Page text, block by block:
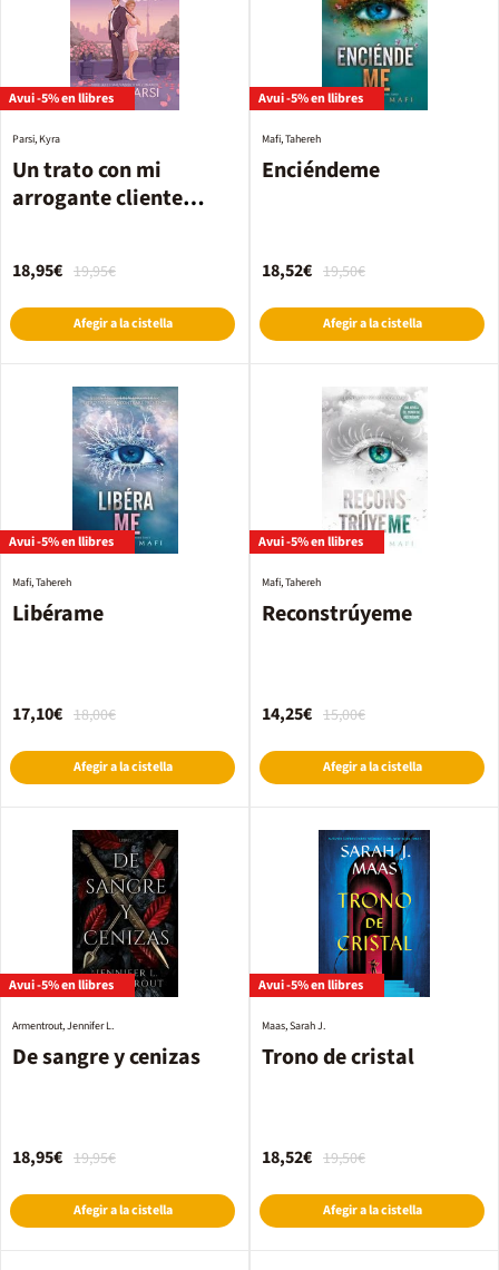
Avui -5% en llibres
Un trato con mi
arrogante cliente
Parsi, Kyra
19,95€
18,95€
Afegir a la cistella
Avui -5% en llibres
Enciéndeme
Mafi, Tahereh
19,50€
18,52€
Afegir a la cistella
Avui -5% en llibres
Libérame
Mafi, Tahereh
18,00€
17,10€
Afegir a la cistella
Avui -5% en llibres
Reconstrúyeme
Mafi, Tahereh
15,00€
14,25€
Afegir a la cistella
Avui -5% en llibres
De sangre y cenizas
Armentrout, Jennifer L.
19,95€
18,95€
Afegir a la cistella
Avui -5% en llibres
Trono de cristal
Maas, Sarah J.
19,50€
18,52€
Afegir a la cistella